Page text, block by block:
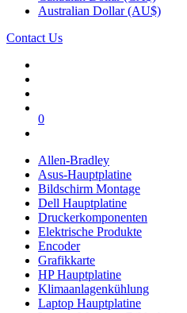
Australian Dollar (AU$)
Contact Us
0
Allen-Bradley
Asus-Hauptplatine
Bildschirm Montage
Dell Hauptplatine
Druckerkomponenten
Elektrische Produkte
Encoder
Grafikkarte
HP Hauptplatine
Klimaanlagenkühlung
Laptop Hauptplatine